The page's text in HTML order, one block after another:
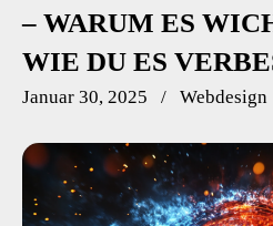
– WARUM ES
WIE DU ES
Januar 30, 2025 Webdesign